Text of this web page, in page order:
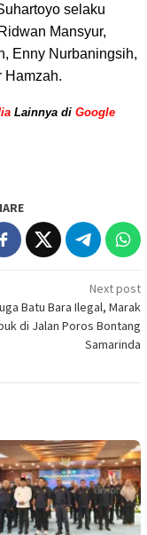
selaku
Mansyur,
Enny Nurbaningsih,
Hamzah.
Lainnya di Google
Next post
Batu Bara Ilegal, Marak
di Jalan Poros Bontang
Samarinda